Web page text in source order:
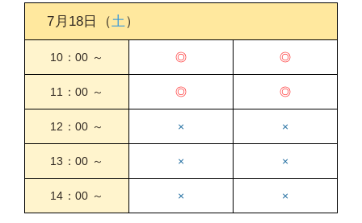
7月18日（土）
10：00 ～ ◎ ◎
11：00 ～ ◎ ◎
12：00 ～ × ×
13：00 ～ × ×
14：00 ～ × ×